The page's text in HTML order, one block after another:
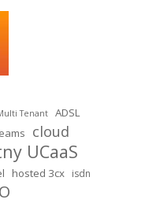
Tenant ADSL
cloud
UCaaS
hosted 3cx isdn